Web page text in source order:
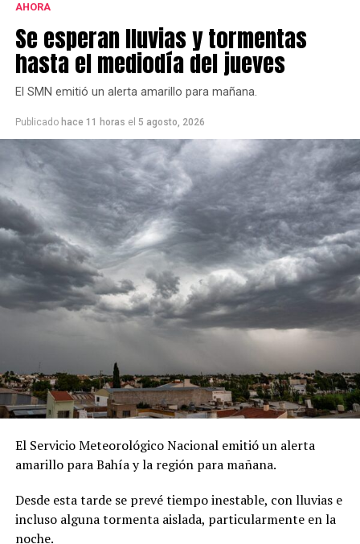
AHORA
Se esperan lluvias y tormentas
hasta el mediodía del jueves
El SMN emitió un alerta amarillo para mañana.
Publicado hace 11 horas el 5 agosto, 2026
El Servicio Meteorológico Nacional emitió un alerta
amarillo para Bahía y la región para mañana.
Desde esta tarde se prevé tiempo inestable, con lluvias e
incluso alguna tormenta aislada, particularmente en la
noche.